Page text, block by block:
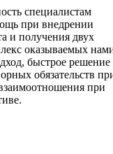
специалистам
при внедрении
и получения двух
оказываемых
быстрое решение
обязательств
при